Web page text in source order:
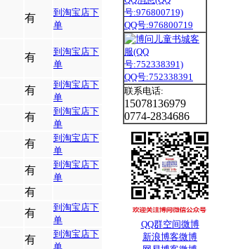
有
到淘宝店下
单
有
到淘宝店下
单
有
到淘宝店下
单
有
到淘宝店下
单
有
到淘宝店下
单
有
到淘宝店下
单
有
有
到淘宝店下
单
有
到淘宝店下
单
QQ号:976800719
QQ号:752338391
联系电话:
15078136979
0774-2834686
QQ群空间微博
新浪博客微博